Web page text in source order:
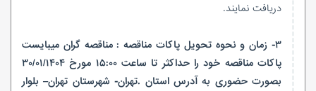
دریافت نمایند.
۳- زمان و نحوه تحویل پاکات مناقصه : مناقصه گران میبایست
پاکات مناقصه خود را حداکثر تا ساعت ۱۵:۰۰ مورخ ۳۰/۰۱/۱۴۰۴
بصورت حضوری به آدرس استان .تهران- شهرستان تهران– بلوار